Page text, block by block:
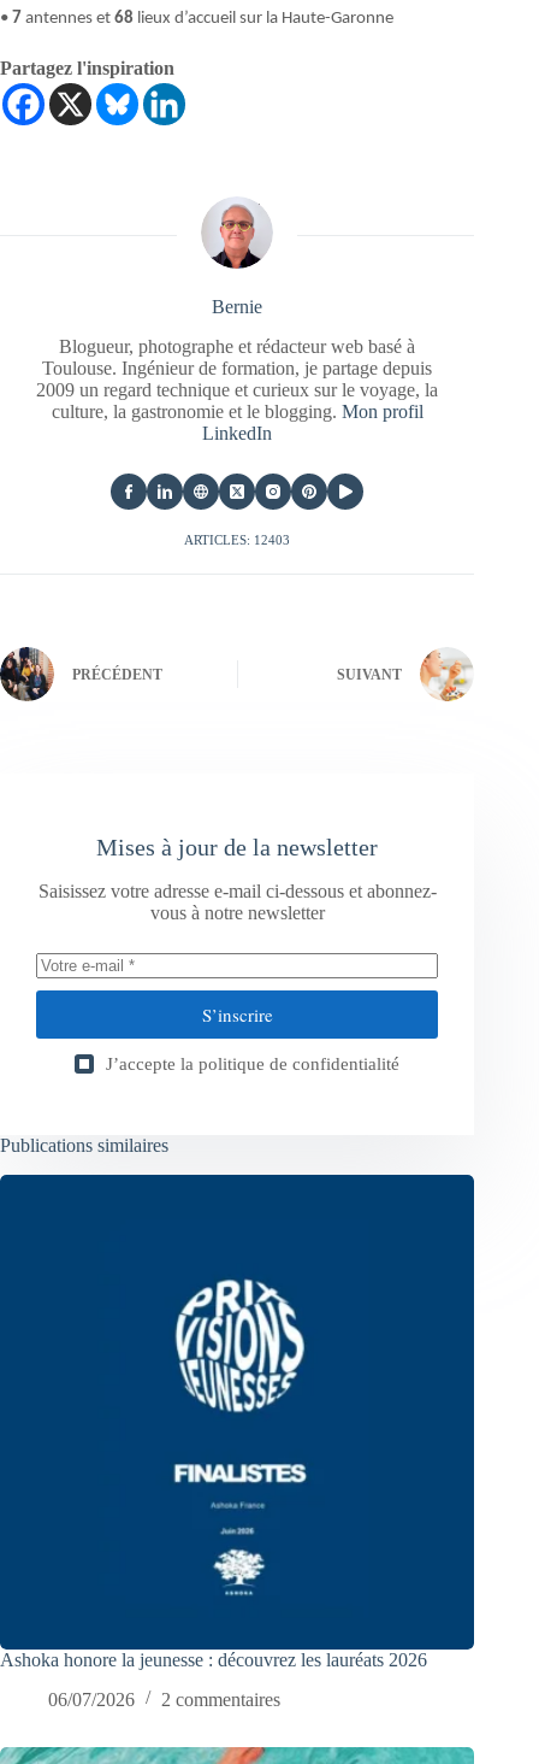
• 7 antennes et 68 lieux d’accueil sur la Haute-Garonne
Partagez l'inspiration
Bernie
Blogueur, photographe et rédacteur web basé à
Toulouse. Ingénieur de formation, je partage depuis
2009 un regard technique et curieux sur le voyage, la
culture, la gastronomie et le blogging. Mon profil
LinkedIn
ARTICLES: 12403
PRÉCÉDENT SUIVANT
Mises à jour de la newsletter
Saisissez votre adresse e-mail ci-dessous et abonnez-
vous à notre newsletter
S’inscrire
J’accepte la politique de confidentialité
Publications similaires
Ashoka honore la jeunesse : découvrez les lauréats 2026
06/07/2026
2 commentaires